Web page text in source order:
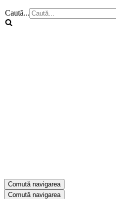
Caută...
Comută navigarea
Comută navigarea